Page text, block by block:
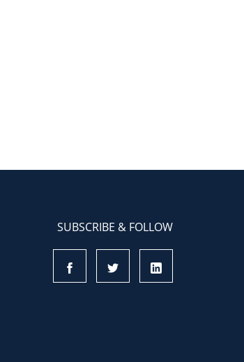
SUBSCRIBE & FOLLOW